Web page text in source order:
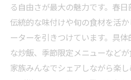
る自由さが最大の魅力です。春日
伝統的な味付けや旬の食材を活
ーターを引きつけています。具
な炒飯、季節限定メニューなどが
家族みんなでシェアしながら楽